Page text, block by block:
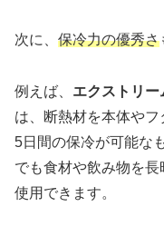
次に、 保冷力の優秀さ
例えば、 エクストリー
は、断熱材を本体や
5日間の保冷が可能な
でも食材や飲み物を
使用できます。